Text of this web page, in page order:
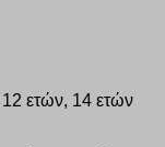
ετών, 14 ετών